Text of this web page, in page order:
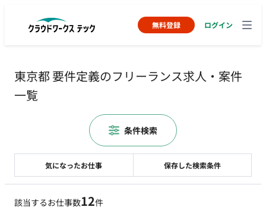
無料登録 ログイン
東京都 要件定義のフリーランス求人・案件
一覧
該当するお仕事数12件
気になったお仕事 保存した検索条件
条件検索